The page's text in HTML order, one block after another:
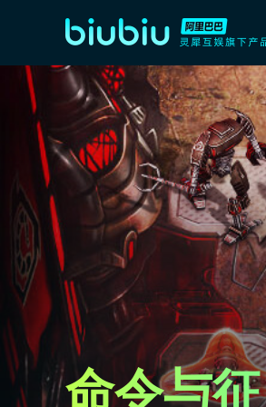
命令与